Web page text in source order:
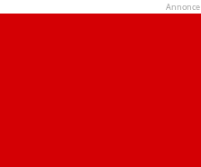
Annonce